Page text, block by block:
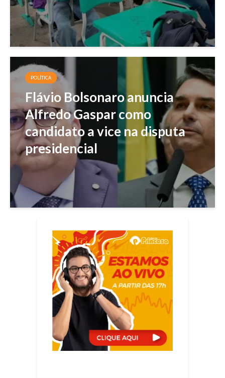
POLÍTICA
Flávio Bolsonaro anuncia
Alfredo Gaspar como
candidato a vice na disputa
presidencial